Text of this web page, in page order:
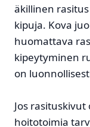
äkillinen
kipuja. Kova
huomattava
kipeytyminen
on
Jos
hoitotoimia